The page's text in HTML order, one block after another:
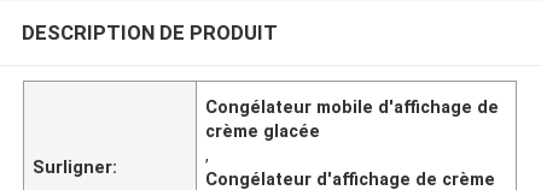
DESCRIPTION DE PRODUIT
Surligner:
Congélateur mobile d'affichage de
crème glacée
,
Congélateur d'affichage de crème